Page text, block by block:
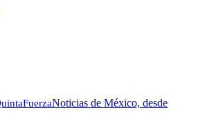
FuerzaNoticias de México, desde